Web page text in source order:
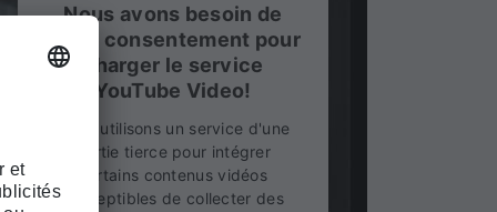
Nous avons besoin de
votre consentement pour
charger le service
YouTube Video!
Nous utilisons un service d'une
partie tierce pour intégrer
certains contenus vidéos
susceptibles de collecter des